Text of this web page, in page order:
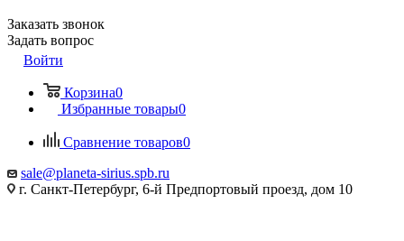
Заказать звонок
Задать вопрос
Войти
Корзина0
Избранные товары0
Сравнение товаров0
sale@planeta-sirius.spb.ru
г. Санкт-Петербург, 6-й Предпортовый проезд, дом 10